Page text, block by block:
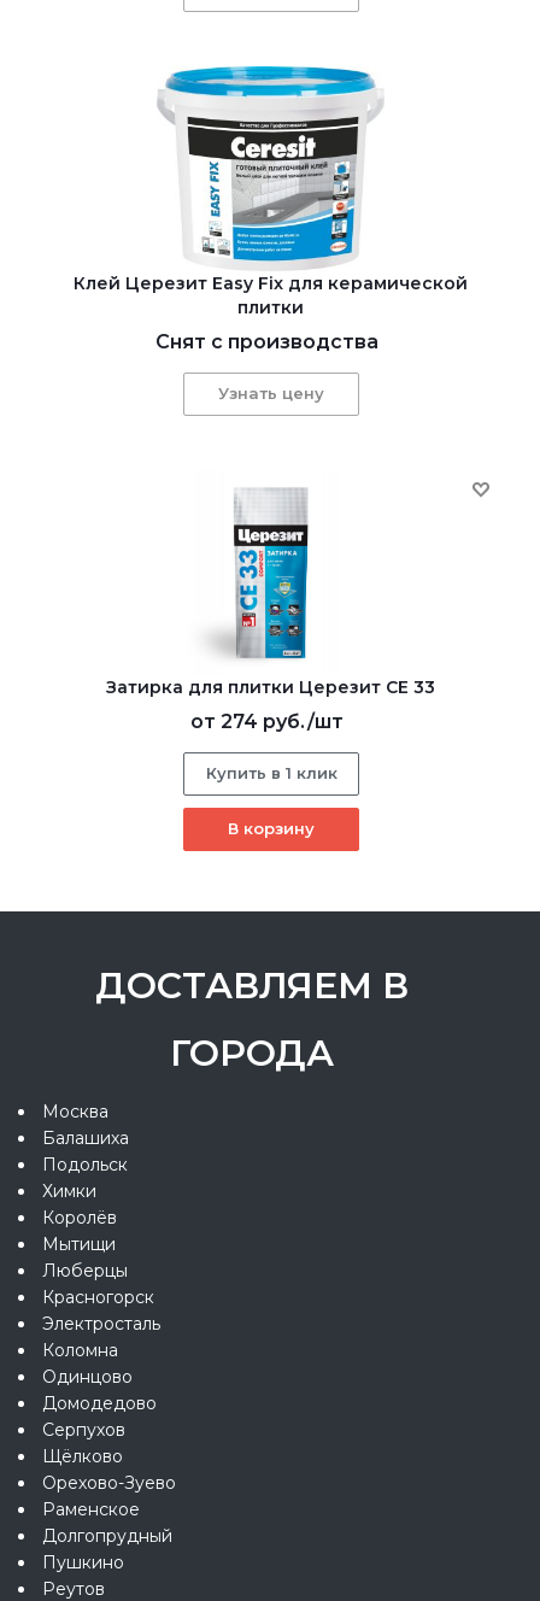
Клей Церезит Easy Fix для керамической
плитки
Снят с производства
Узнать цену
Затирка для плитки Церезит CE 33
от 274 руб./шт
Купить в 1 клик
В корзину
ДОСТАВЛЯЕМ В
ГОРОДА
Москва
Балашиха
Подольск
Химки
Королёв
Мытищи
Люберцы
Красногорск
Электросталь
Коломна
Одинцово
Домодедово
Серпухов
Щёлково
Орехово-Зуево
Раменское
Долгопрудный
Пушкино
Реутов